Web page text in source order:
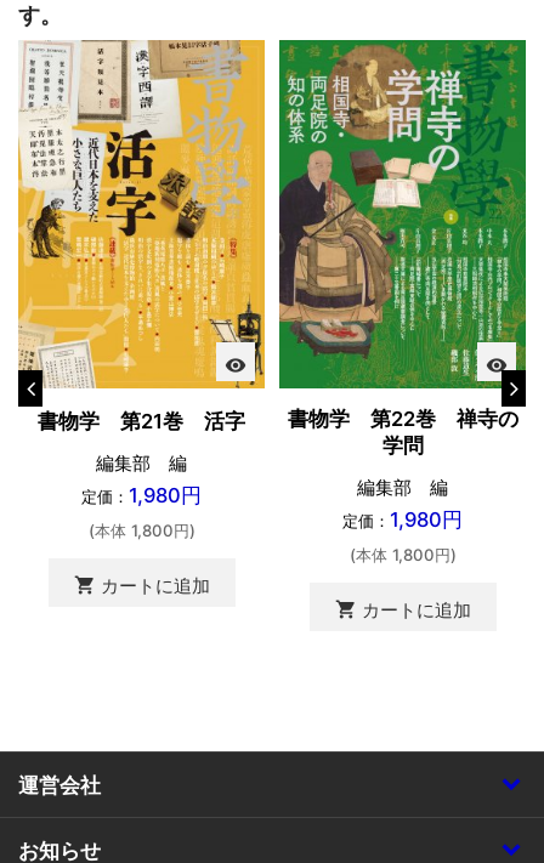
す。
visibility
書物学 第21巻 活字
編集部 編
定価： 1,980円
(本体 1,800円)
shopping_cart カートに追加
visibility
書物学 第22巻 禅寺の
学問
編集部 編
定価： 1,980円
(本体 1,800円)
shopping_cart カートに追加
運営会社
お知らせ